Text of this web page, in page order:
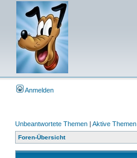
Anmelden
Unbeantwortete Themen | Aktive Themen
Foren-Übersicht